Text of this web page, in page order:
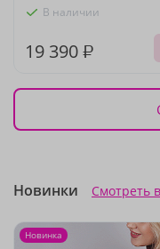
В наличии
19 390 ₽
Новинки Смотреть
Новинка